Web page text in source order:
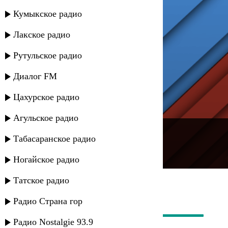
Кумыкское радио
Лакское радио
Рутульское радио
Диалог FM
Цахурское радио
Агульское радио
Табасаранское радио
Ногайское радио
Татское радио
Радио Страна гор
Радио Nostalgie 93.9
---
Русское радио